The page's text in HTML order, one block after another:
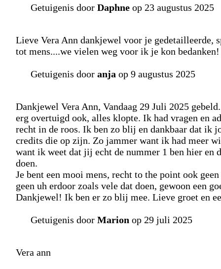
Getuigenis door Daphne op 23 augustus 2025
Lieve Vera Ann dankjewel voor je gedetailleerde,
tot mens....we vielen weg voor ik je kon
Getuigenis door anja op 9 augustus 2025
Dankjewel Vera Ann, Vandaag 29 Juli 2025
erg overtuigd ook, alles klopte. Ik had vragen en
recht in de roos. Ik ben zo blij en dankbaar dat ik
credits die op zijn. Zo jammer want ik had meer
want ik weet dat jij echt de nummer 1 ben hier en
doen.
Je bent een mooi mens, recht to the point ook
geen uh erdoor zoals vele dat doen, gewoon een
Dankjewel! Ik ben er zo blij mee. Lieve groet en
Getuigenis door Marion op 29 juli 2025
Vera ann